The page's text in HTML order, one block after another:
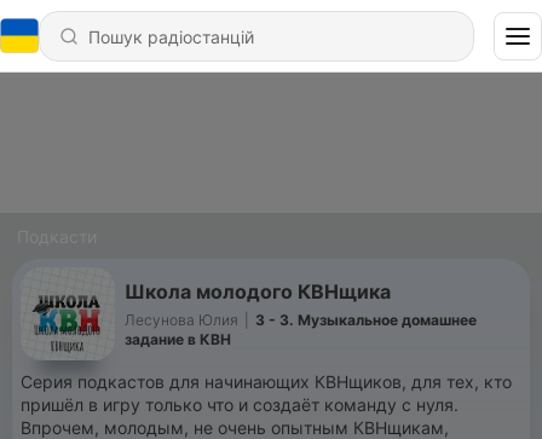
Школа молодого КВНщика
Лесунова Юлия
3 - 3. Музыкальное домашнее
задание в КВН
Серия подкастов для начинающих КВНщиков, для тех, кто
пришёл в игру только что и создаёт команду с нуля.
Впрочем, молодым, не очень опытным КВНщикам,